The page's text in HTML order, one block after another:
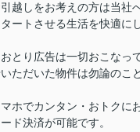
越しをお考えの方は当社
ートさせる生活を快適に
とり広告は一切おこなっ
ただいた物件は勿論のこ
ホでカンタン・おトクに
ド決済が可能です。